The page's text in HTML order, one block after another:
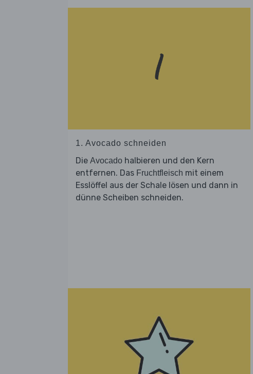
1. Avocado schneiden
Die Avocado halbieren und den Kern
entfernen. Das Fruchtfleisch mit einem
Esslöffel aus der Schale lösen und dann in
dünne Scheiben schneiden.